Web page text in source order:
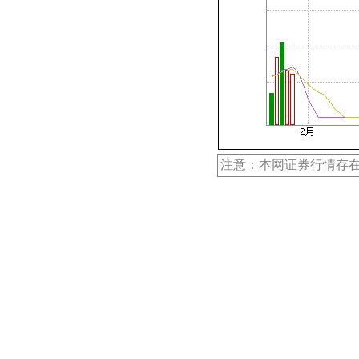
注意：本网证券行情存